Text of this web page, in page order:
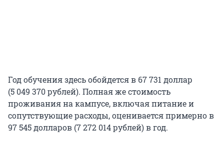
Год обучения здесь обойдется в 67 731 доллар
(5 049 370рублей). Полная же стоимость
проживания на кампусе, включая питание и
сопутствующие расходы, оценивается примерно в
97 545долларов (7 272 014рублей) в год.